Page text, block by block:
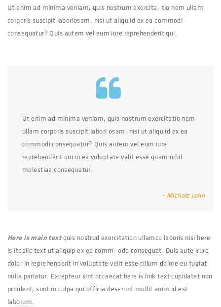
Ut enim ad minima veniam, quis nostrum exercita- tio nem ullam
corporis suscipit laboriosam, nisi ut aliqu id ex ea commodi
consequatur? Quis autem vel eum iure reprehenderit qui.
Ut enim ad minima veniam, quis nostrum exercitatio nem
ullam corporis suscipit labori osam, nisi ut aliqu id ex ea
commodi consequatur? Quis autem vel eum iure
reprehenderit qui in ea voluptate velit esse quam nihil
molestiae consequatur.
– Michale John
Here is main textquis nostrud exercitation ullamco laboris nisi here
is itealic text ut aliquip ex ea comm- odo consequat. Duis aute irure
dolor in reprehenderit in voluptate velit esse cillum dolore eu fugiat
nulla pariatur. Excepteur sint occaecat here is link text cupidatat non
proident, sunt in culpa qui officia deserunt mollit anim id est
laborum.